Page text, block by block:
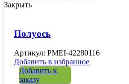
Закрыть
Полуось
Артикул: PMEI-42280116
Добавить в избранное
Добавить к
заказу